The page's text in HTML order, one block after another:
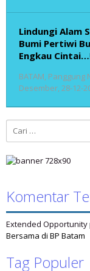
Lindungi Alam
Bumi Pertiwi
Engkau
BATAM, Panggung
Desember, 28-12-
Cari
untuk:
Komentar
Extended Opportunity
Bersama di BP Batam
Tag Populer